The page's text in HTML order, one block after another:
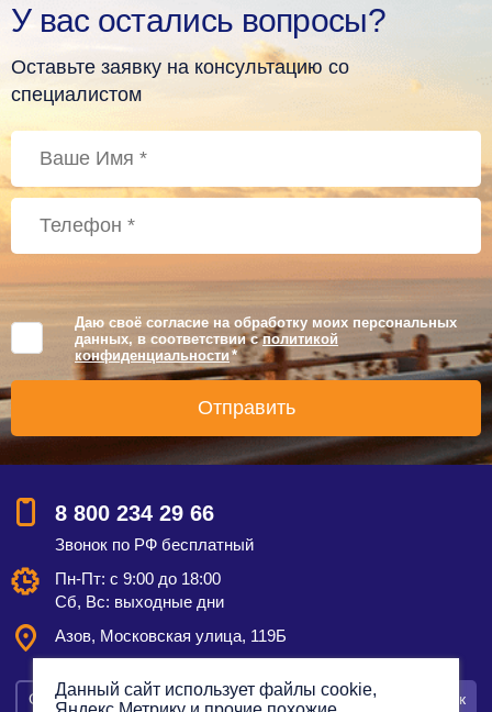
У вас остались вопросы?
Оставьте заявку на консультацию со
специалистом
Даю своё согласие на обработку моих персональных
данных, в соответствии сполитикой
конфиденциальности *
8 800 234 29 66
Звонок по РФ бесплатный
Пн-Пт: с 9:00 до 18:00
Сб, Вс: выходные дни
Азов, Московская улица, 119Б
Смотреть на карте Оставить заявку Заказать звонок
Данный сайт использует файлы cookie,